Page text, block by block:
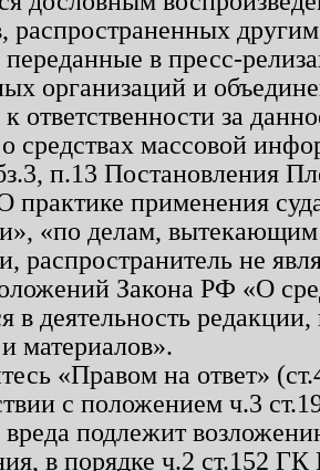
распространенных
в пресс-
организаций и
ответственности за
средствах массовой
п.13 Постановления
практике применения
«по делам, вытекающим
распространитель не
Закона РФ «О
в деятельность
материалов».
«Правом на ответ»
с положением ч.3
вреда подлежит
в порядке ч.2 ст.152